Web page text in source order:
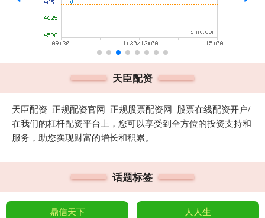
天臣配资
天臣配资_正规配资官网_正规股票配资网_股票在线配资开户/
在我们的杠杆配资平台上，您可以享受到全方位的投资支持和
服务，助您实现财富的增长和积累。
话题标签
鼎信天下 人人生